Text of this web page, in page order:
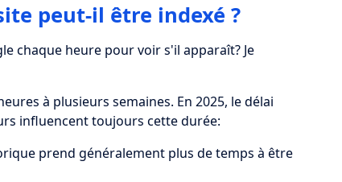
peut-il être indexé ?
chaque heure pour voir s'il apparaît? Je
à plusieurs semaines. En 2025, le délai
influencent toujours cette durée:
prend généralement plus de temps à être